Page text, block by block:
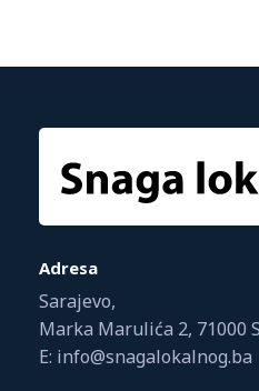
Adresa
Sarajevo,
Marka Marulića 2, 71000
E: info@snagalokalnog.ba